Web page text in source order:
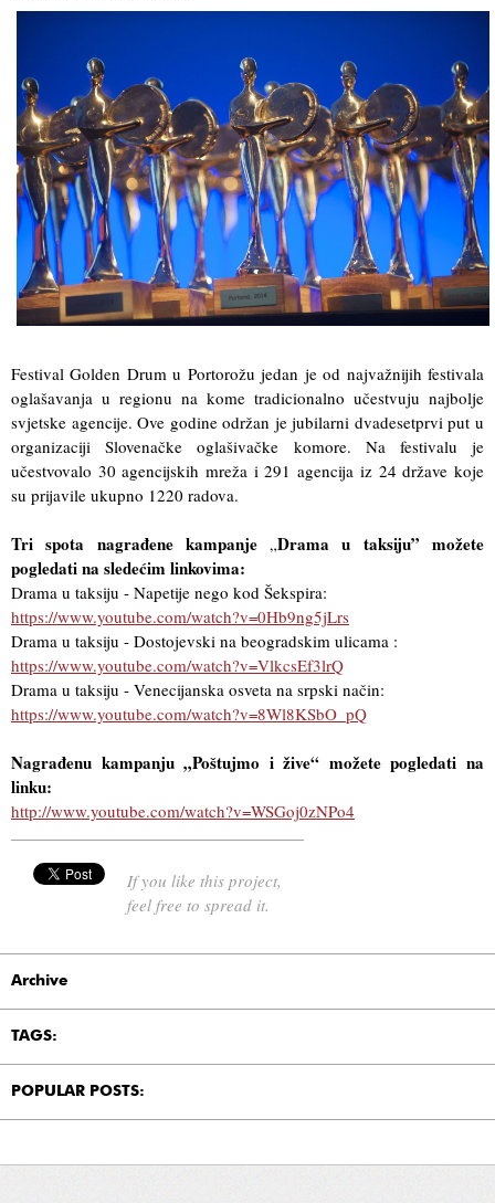
Festival Golden Drum u Portorožu jedan je od najvažnijih festivala
oglašavanja u regionu na kome tradicionalno učestvuju najbolje
svjetske agencije. Ove godine održan je jubilarni dvadesetprvi put u
organizaciji Slovenačke oglašivačke komore. Na festivalu je
učestvovalo 30 agencijskih mreža i 291 agencija iz 24 države koje
su prijavile ukupno 1220 radova.
Tri spota nagrađene kampanje„Drama u taksiju” možete
pogledati na sledećim linkovima:
Drama u taksiju - Napetije nego kod Šekspira:
https://www.youtube.com/watch?v=0Hb9ng5jLrs
Drama u taksiju - Dostojevski na beogradskim ulicama :
https://www.youtube.com/watch?v=VlkcsEf3lrQ
Drama u taksiju - Venecijanska osveta na srpski način:
https://www.youtube.com/watch?v=8Wl8KSbO_pQ
Nagrađenu kampanju„Poštujmo i žive“ možete pogledati na
linku:
http://www.youtube.com/watch?v=WSGoj0zNPo4
If you like this project,
feel free to spread it.
Archive
TAGS:
POPULAR POSTS: